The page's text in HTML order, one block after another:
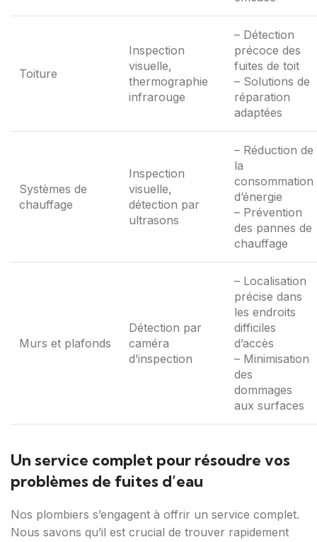
Toiture
Inspection
visuelle,
thermographie
infrarouge
– Détection
précoce des
fuites de toit
– Solutions de
réparation
adaptées
Systèmes de
chauffage
Inspection
visuelle,
détection par
ultrasons
– Réduction de
la
consommation
d’énergie
– Prévention
des pannes de
chauffage
Murs et plafonds
Détection par
caméra
d’inspection
– Localisation
précise dans
les endroits
difficiles
d’accès
– Minimisation
des
dommages
aux surfaces
Un service complet pour résoudre vos
problèmes de fuites d’eau
Nos plombiers s’engagent à offrir un service complet.
Nous savons qu’il est crucial de trouver rapidement